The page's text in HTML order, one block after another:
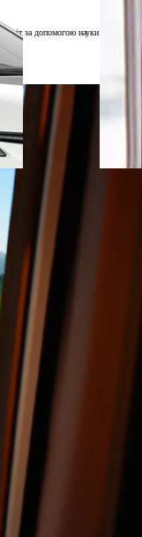
за допомогою науки або просто